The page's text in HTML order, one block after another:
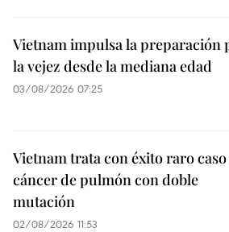
Vietnam impulsa la preparación
la vejez desde la mediana edad
03/08/2026 07:25
Vietnam trata con éxito raro
cáncer de pulmón con doble
mutación
02/08/2026 11:53